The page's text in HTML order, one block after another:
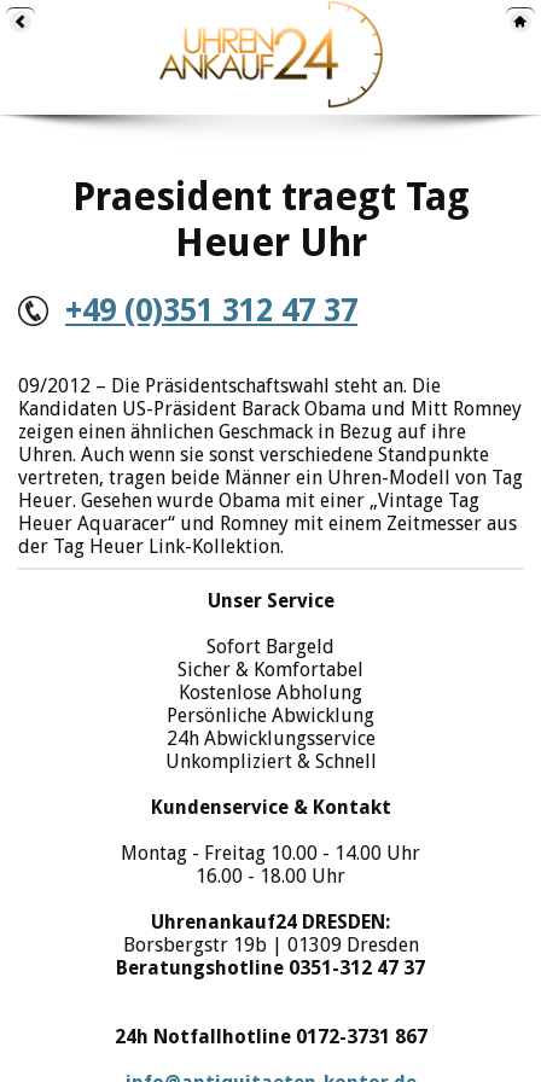
Praesident traegt Tag
Heuer Uhr
+49 (0)351 312 47 37
09/2012 – Die Präsidentschaftswahl steht an. Die
Kandidaten US-Präsident Barack Obama und Mitt Romney
zeigen einen ähnlichen Geschmack in Bezug auf ihre
Uhren. Auch wenn sie sonst verschiedene Standpunkte
vertreten, tragen beide Männer ein Uhren-Modell von Tag
Heuer. Gesehen wurde Obama mit einer „Vintage Tag
Heuer Aquaracer“ und Romney mit einem Zeitmesser aus
der Tag Heuer Link-Kollektion.
Unser Service
Sofort Bargeld
Sicher & Komfortabel
Kostenlose Abholung
Persönliche Abwicklung
24h Abwicklungsservice
Unkompliziert & Schnell
Kundenservice & Kontakt
Montag - Freitag 10.00 - 14.00 Uhr
16.00 - 18.00 Uhr
Uhrenankauf24 DRESDEN:
Borsbergstr 19b | 01309 Dresden
Beratungshotline 0351-312 47 37
24h Notfallhotline 0172-3731 867